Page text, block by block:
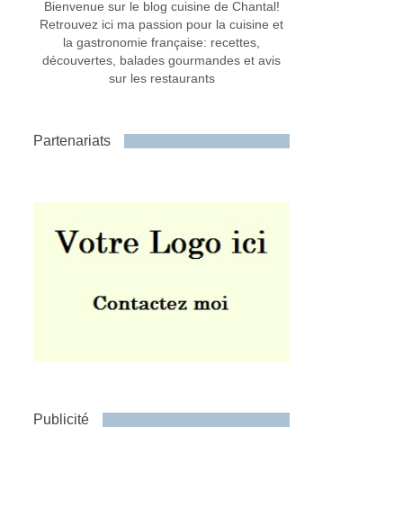
Bienvenue sur le blog cuisine de Chantal!
Retrouvez ici ma passion pour la cuisine et
la gastronomie française: recettes,
découvertes, balades gourmandes et avis
sur les restaurants
Partenariats
Publicité